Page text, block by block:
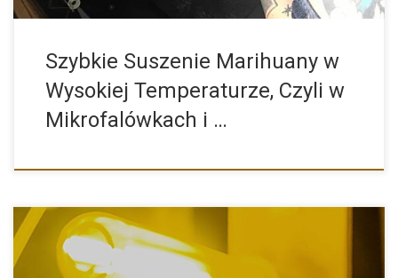
Szybkie Suszenie Marihuany w
Wysokiej Temperaturze, Czyli w
Mikrofalówkach i …